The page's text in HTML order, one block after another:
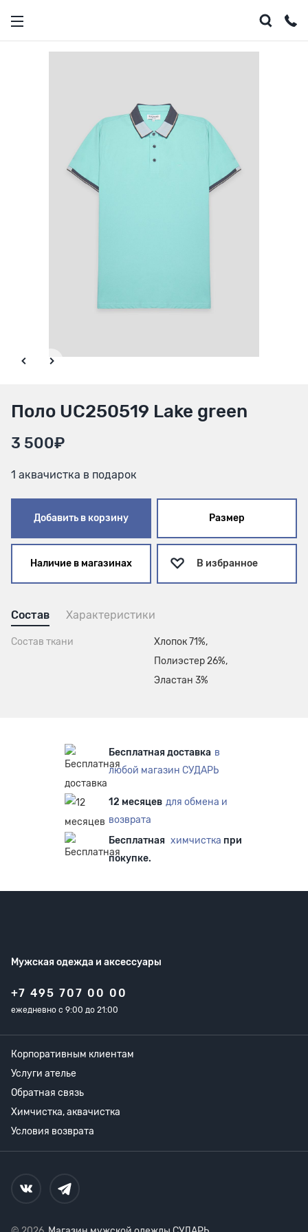
Поло UC250519 Lake green
3 500₽
1 аквачистка в подарок
Добавить в корзину Размер
Наличие в магазинах В избранное
Состав Характеристики
Состав ткани
Хлопок 71%,
Полиэстер 26%,
Эластан 3%
Бесплатная доставка в
любой магазин СУДАРЬ
12 месяцев для обмена и
возврата
Бесплатная химчистка при
покупке.
Мужская одежда и аксессуары
+7 495 707 00 00
ежедневно с 9:00 до 21:00
Корпоративным клиентам
Услуги ателье
Обратная связь
Химчистка, аквачистка
Условия возврата